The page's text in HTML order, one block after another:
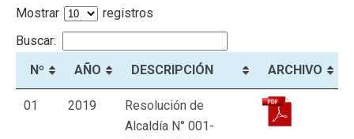
Mostrar
registros
Buscar:
Nº
AÑO DESCRIPCIÓN ARCHIVO
01 2019
Resolución de
Alcaldía N° 001-